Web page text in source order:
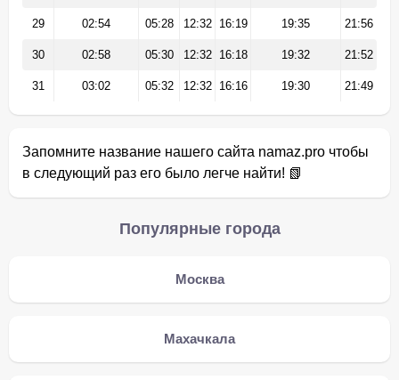
29 02:54 05:28 12:32 16:19 19:35 21:56
30 02:58 05:30 12:32 16:18 19:32 21:52
31 03:02 05:32 12:32 16:16 19:30 21:49
Запомните название нашего сайта namaz.pro чтобы
в следующий раз его было легче найти! 📗
Популярные города
Москва
Махачкала